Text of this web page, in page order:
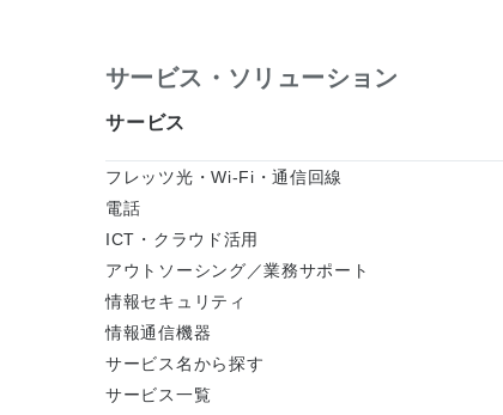
サービス・ソリューション
サービス
フレッツ光・Wi-Fi・通信回線
電話
ICT・クラウド活用
アウトソーシング／業務サポート
情報セキュリティ
情報通信機器
サービス名から探す
サービス一覧